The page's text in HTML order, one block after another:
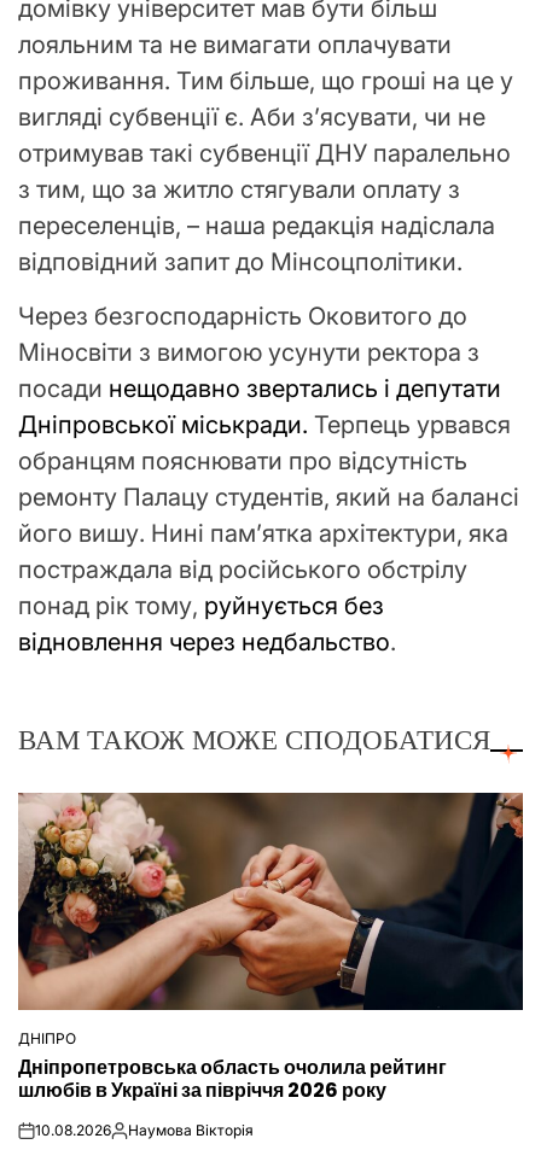
домівку університет мав бути більш
лояльним та не вимагати оплачувати
проживання. Тим більше, що гроші на це у
вигляді субвенції є. Аби з’ясувати, чи не
отримував такі субвенції ДНУ паралельно
з тим, що за житло стягували оплату з
переселенців, – наша редакція надіслала
відповідний запит до Мінсоцполітики.
Через безгосподарність Оковитого до
Міносвіти з вимогою усунути ректора з
посади нещодавно звертались і депутати
Дніпровської міськради. Терпець урвався
обранцям пояснювати про відсутність
ремонту Палацу студентів, який на балансі
його вишу. Нині памʼятка архітектури, яка
постраждала від російського обстрілу
понад рік тому, руйнується без
відновлення через недбальство.
ВАМ ТАКОЖ МОЖЕ СПОДОБАТИСЯ
ОПУБЛІКУВАТИ
У
ДНІПРО
Дніпропетровська область очолила рейтинг
шлюбів в Україні за півріччя 2026 року
on10.08.2026Опубліковано
Наумова Вікторія